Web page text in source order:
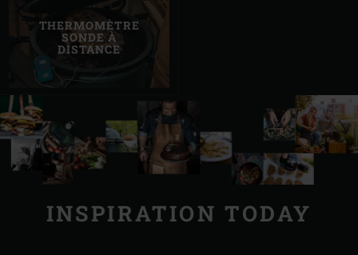
THERMOMÈTRE
SONDE À
DISTANCE
INSPIRATION TODAY